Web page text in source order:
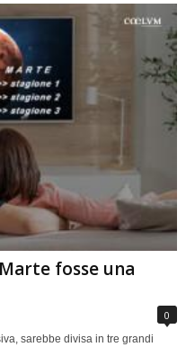
fosse una
0
sarebbe divisa in tre grandi